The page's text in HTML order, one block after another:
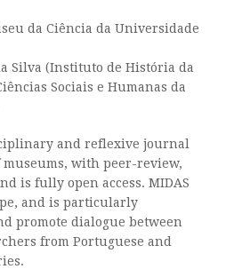
da Ciência da Universidade
Silva (Instituto de História da
Sociais e Humanas da
and reflexive journal
with peer-review,
is fully open access. MIDAS
and is particularly
promote dialogue between
from Portuguese and